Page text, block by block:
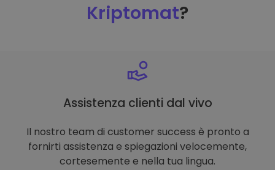
Kriptomat?
Assistenza clienti dal vivo
Il nostro team di customer success è pronto a
fornirti assistenza e spiegazioni velocemente,
cortesemente e nella tua lingua.